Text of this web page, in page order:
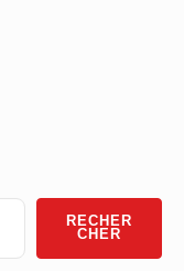
RECHER
CHER